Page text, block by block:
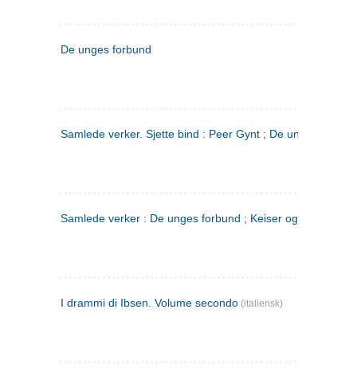
De unges forbund
Samlede verker. Sjette bind : Peer Gynt ; De unges
Samlede verker : De unges forbund ; Keiser og Galilæer. 3
I drammi di Ibsen. Volume secondo (italiensk)